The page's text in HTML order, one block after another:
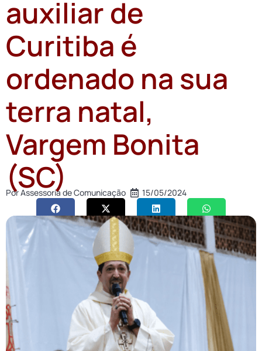
auxiliar de
Curitiba é
ordenado na sua
terra natal,
Vargem Bonita
(SC)
PorAssessoria de Comunicação 15/05/2024